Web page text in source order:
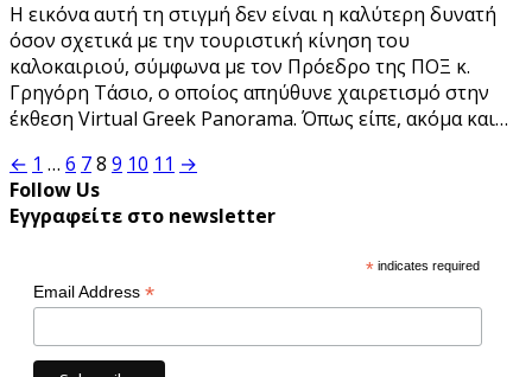
Η εικόνα αυτή τη στιγμή δεν είναι η καλύτερη δυνατή
όσον σχετικά με την τουριστική κίνηση του
καλοκαιριού, σύμφωνα με τον Πρόεδρο της ΠΟΞ κ.
Γρηγόρη Τάσιο, ο οποίος απηύθυνε χαιρετισμό στην
έκθεση Virtual Greek Panorama. Όπως είπε, ακόμα και…
Σελιδοποίηση
άρθρων
← 1 … 6 78 9 10 11 →
Follow Us
Εγγραφείτε στο newsletter
* indicates required
Email Address *